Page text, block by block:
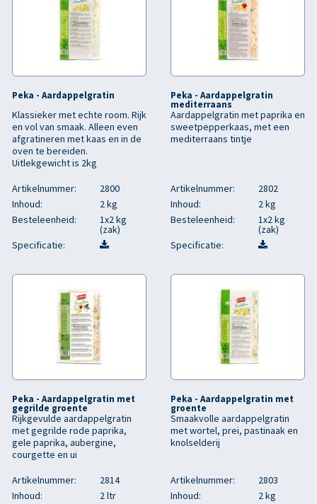
Peka - Aardappelgratin
Klassieker met echte room. Rijk
en vol van smaak. Alleen even
afgratineren met kaas en in de
oven te bereiden.
Uitlekgewicht is 2kg
Artikelnummer:
2800
Inhoud:
2 kg
Besteleenheid:
1x2 kg
(zak)
Specificatie:
Peka - Aardappelgratin
mediterraans
Aardappelgratin met paprika en
sweetpepperkaas, met een
mediterraans tintje
Artikelnummer:
2802
Inhoud:
2 kg
Besteleenheid:
1x2 kg
(zak)
Specificatie:
Peka - Aardappelgratin met
gegrilde groente
Rijkgevulde aardappelgratin
met gegrilde rode paprika,
gele paprika, aubergine,
courgette en ui
Artikelnummer:
2814
Inhoud:
2 ltr
Peka - Aardappelgratin met
groente
Smaakvolle aardappelgratin
met wortel, prei, pastinaak en
knolselderij
Artikelnummer:
2803
Inhoud:
2 kg